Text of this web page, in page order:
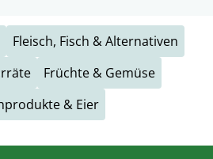
Fleisch, Fisch & Alternativen
Früchte & Gemüse
& Eier